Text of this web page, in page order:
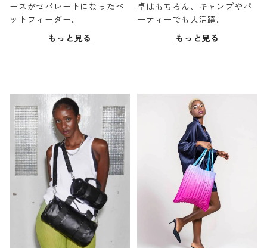
ースがセパレートになったペ
ットフィーダー。
もっと見る
卓はもちろん、キャンプやパ
ーティーでも大活躍。
もっと見る